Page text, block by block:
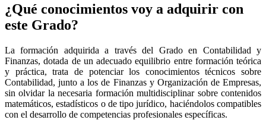
¿Qué conocimientos voy a adquirir con
este Grado?
La formación adquirida a través del Grado en Contabilidad y
Finanzas, dotada de un adecuado equilibrio entre formación teórica
y práctica, trata de potenciar los conocimientos técnicos sobre
Contabilidad, junto a los de Finanzas y Organización de Empresas,
sin olvidar la necesaria formación multidisciplinar sobre contenidos
matemáticos, estadísticos o de tipo jurídico, haciéndolos compatibles
con el desarrollo de competencias profesionales específicas.